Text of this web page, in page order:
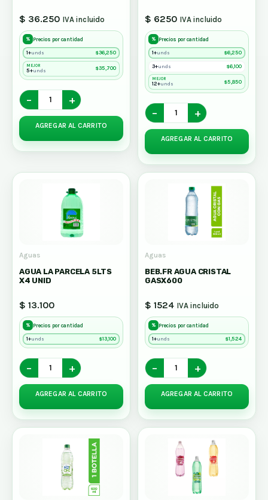
$ 36.250 IVA incluido
% Precios por cantidad
1+unds $36,250
MEJOR
5+unds $35,700
− +
AGREGAR AL CARRITO
$ 6250 IVA incluido
% Precios por cantidad
1+unds $6,250
3+unds $6,100
MEJOR
12+unds $5,850
− +
AGREGAR AL CARRITO
Aguas
AGUA LA PARCELA 5LTS
X4 UNID
$ 13.100
% Precios por cantidad
1+unds $13,100
− +
AGREGAR AL CARRITO
Aguas
BEB.FR AGUA CRISTAL
GASX600
$ 1524 IVA incluido
% Precios por cantidad
1+unds $1,524
− +
AGREGAR AL CARRITO